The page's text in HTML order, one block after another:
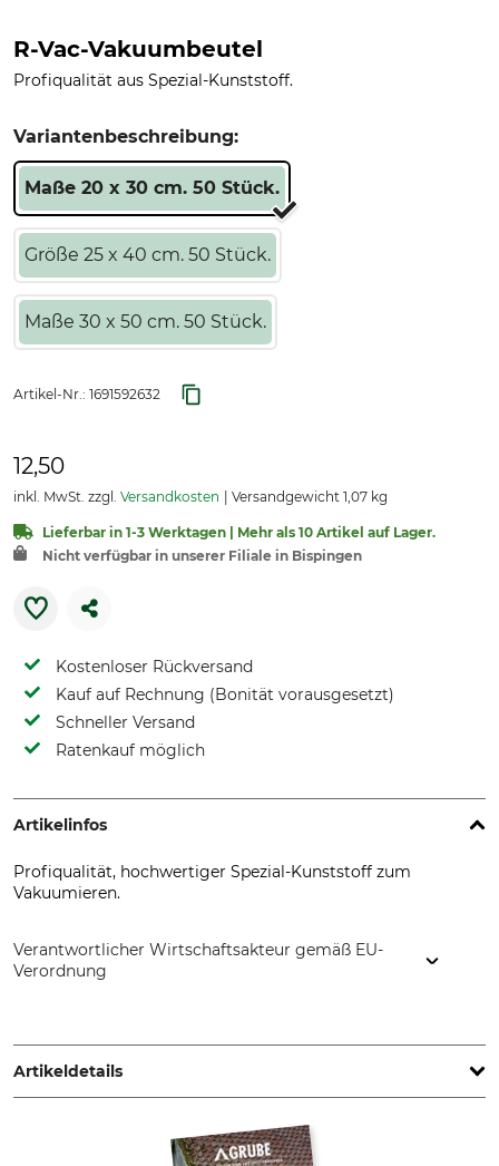
R-Vac-Vakuumbeutel
Profiqualität aus Spezial-Kunststoff.
Variantenbeschreibung:
Maße 20 x 30 cm. 50 Stück.
Größe 25 x 40 cm. 50 Stück.
Maße 30 x 50 cm. 50 Stück.
Artikel-Nr.: 1691592632
12,50
inkl. MwSt. zzgl. Versandkosten Versandgewicht 1,07 kg
Lieferbar in 1-3 Werktagen | Mehr als 10 Artikel auf Lager.
Nicht verfügbar in unserer Filiale in Bispingen
Kostenloser Rückversand
Kauf auf Rechnung (Bonität vorausgesetzt)
Schneller Versand
Ratenkauf möglich
Artikelinfos
Profiqualität, hochwertiger Spezial-Kunststoff zum
Vakuumieren.
Verantwortlicher Wirtschaftsakteur gemäß EU-
Verordnung
Saulgau, Germany, www.la-va.com
Artikeldetails
Produkttyp
Vakuumbeutel